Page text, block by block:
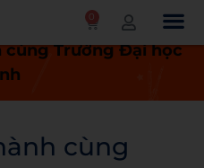
0
Hỗ trợ và kết nối
cùng Trường Đại học
cùng